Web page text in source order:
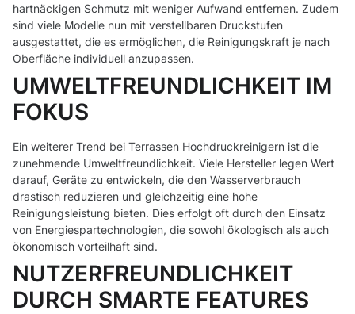
hartnäckigen Schmutz mit weniger Aufwand entfernen. Zudem
sind viele Modelle nun mit verstellbaren Druckstufen
ausgestattet, die es ermöglichen, die Reinigungskraft je nach
Oberfläche individuell anzupassen.
UMWELTFREUNDLICHKEIT IM
FOKUS
Ein weiterer Trend bei Terrassen Hochdruckreinigern ist die
zunehmende Umweltfreundlichkeit. Viele Hersteller legen Wert
darauf, Geräte zu entwickeln, die den Wasserverbrauch
drastisch reduzieren und gleichzeitig eine hohe
Reinigungsleistung bieten. Dies erfolgt oft durch den Einsatz
von Energiespartechnologien, die sowohl ökologisch als auch
ökonomisch vorteilhaft sind.
NUTZERFREUNDLICHKEIT
DURCH SMARTE FEATURES